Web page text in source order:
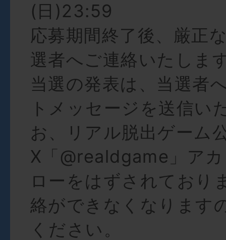
(日)23:59
応募期間終了後、厳正
選者へご連絡いたしま
当選の発表は、当選者
トメッセージを送信い
お、リアル脱出ゲーム
X「@realdgame」ア
ローをはずされており
絡ができなくなります
ください。